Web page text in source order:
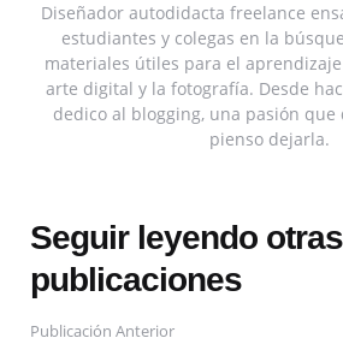
Diseñador autodidacta freelance
estudiantes y colegas en la
materiales útiles para el
arte digital y la fotografía. Desde
dedico al blogging, una pasión
pienso dejarla.
Seguir leyendo otras
publicaciones
Publicación Anterior